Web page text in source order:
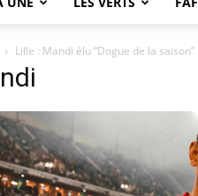
Lille : Mandi élu “Dogue de la saison”